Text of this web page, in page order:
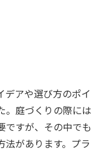
デアや選び方のポイ
。庭づくりの際には
ですが、その中でも
法があります。プラ